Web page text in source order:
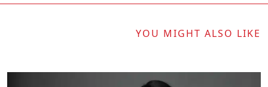
YOU MIGHT ALSO LIKE